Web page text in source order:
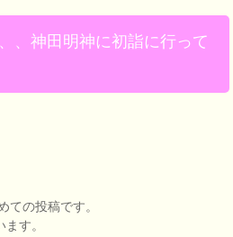
、神田明神に初詣に行って
ての投稿です。
す。